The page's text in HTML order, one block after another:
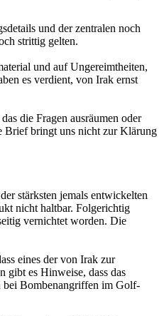
und der zentralen noch
strittig gelten.
und auf Ungereimtheiten,
es verdient, von Irak ernst
die Fragen ausräumen oder
Brief bringt uns nicht zur Klärung
stärksten jemals entwickelten
nicht haltbar. Folgerichtig
vernichtet worden. Die
eines der von Irak zur
gibt es Hinweise, dass das
bei Bombenangriffen im Golf-